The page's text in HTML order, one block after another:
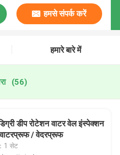
हमसे संपर्क करें
हमारे बारे में
(56)
डीप रोटेशन वाटर वेल इंस्पेक्शन
/ वेदरप्रूफ
1 सेट